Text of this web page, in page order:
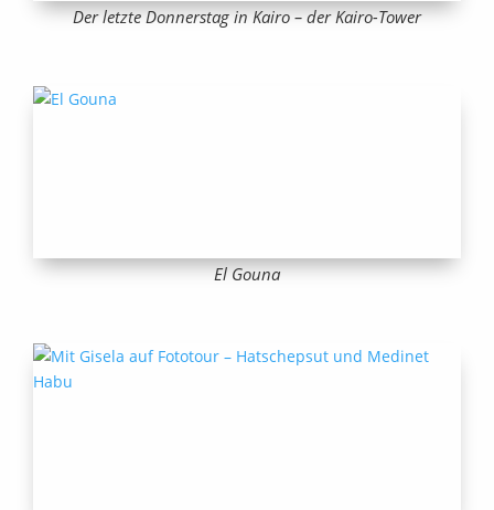
Der letzte Donnerstag in Kairo – der Kairo-Tower
El Gouna